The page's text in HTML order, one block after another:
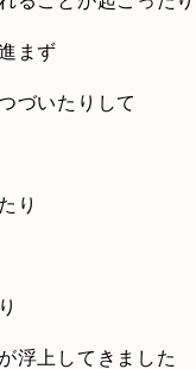
まず
づいたりして
り
浮上してきました